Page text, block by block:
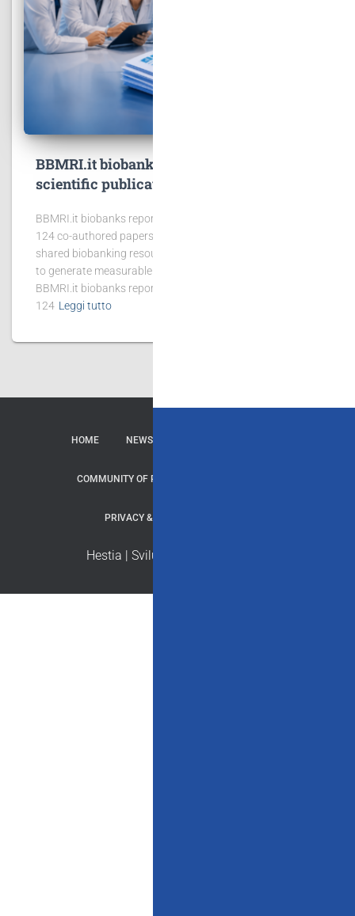
BBMRI.it biobanks contribute to 167
scientific publications
BBMRI.it biobanks reported 167 publications, including
124 co-authored papers, showing the scientific value of
shared biobanking resources. BBMRI.it biobanks continue
to generate measurable scientific impact. In 2025,
BBMRI.it biobanks reported 167 publications, of which
124 Leggi tutto
HOME NEWS
COMMUNITY OF PRACTICE
PRIVACY & COOKIE
Hestia | Sviluppato da